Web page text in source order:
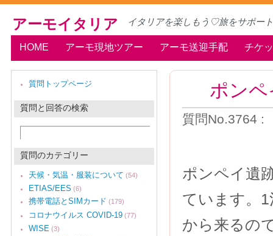
アーモイタリア イタリアを楽しもう♡旅をサポート
HOME アーモ現地ツアー アーモ送迎手配 チケ
ポン
質問No.3764
ポンペイ遺
ています。
から来るの
質問トップページ
質問と回答の検索
質問のカテゴリー
天候・気温・服装について (54)
ETIAS/EES (6)
携帯電話とSIMカード (179)
コロナウイルス COVID-19 (77)
WISE (3)